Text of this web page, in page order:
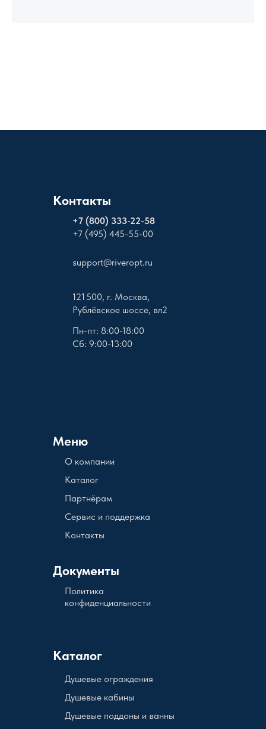
Контакты
+7 (800) 333-22-58
+7 (495) 445-55-00
support@riveropt.ru
Меню
121 500, г. Москва,
Рублёвское шоссе, вл2
О компании
Документы
Пн-пт: 8:00-18:00
Сб: 9:00-13:00
Каталог
Политика
конфиденциальности
Партнёрам
Сервис и поддержка
Контакты
Каталог
Душевые кабины
Душевые поддоны и ванны
Душевые ограждения